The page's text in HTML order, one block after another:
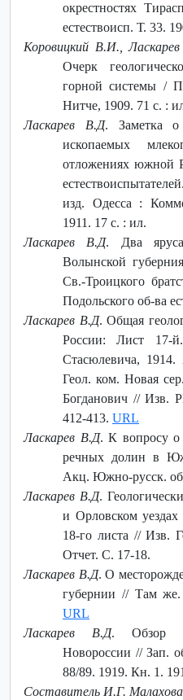
окрестностях
естествоисп. Т. 33.
Коровицкий В.И.,
Очерк
горной системы /
Нитче, 1909. 71 с. :
Ласкарев В.Д. Заметка о
ископаемых
отложениях южной
изд. Одесса :
1911. 17 с. : ил.
Ласкарев В.Д. Два
Волынской
Св.-Троицкого
Подольского об-ва
Ласкарев В.Д. Общая
России: Лист
Стасюлевича,
Геол. ком. Новая
Богданович // Изв.
412-413. URL
Ласкарев В.Д. К вопросу о
речных долин в
Акц. Южно-русск. об-
Ласкарев В.Д.
и Орловском уездах
18-го листа // Изв.
Отчет. С. 17-18.
Ласкарев В.Д. О
губернии // Там
URL
Ласкарев В.Д. Обзор
Новороссии // Зап.
88/89. 1919. Кн. 1.
Составитель И.Г. Малахова